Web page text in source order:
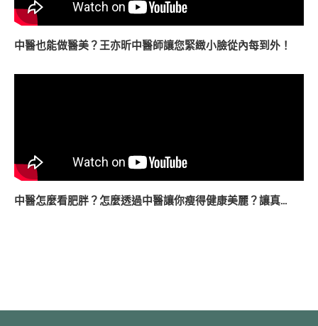
中醫也能做醫美？王亦昕中醫師讓您緊緻小臉從內每到外！
中醫怎麼看肥胖？怎麼透過中醫讓你瘦得健康美麗？讓真…